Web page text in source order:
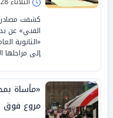
كشفت مصادر
الفني» عن
إلى مراحلها
«مأساة
مروع فوق